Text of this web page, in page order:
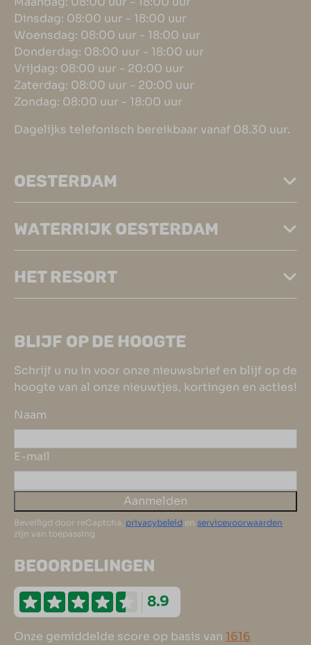
Dinsdag: 08:00 uur - 18:00 uur
Woensdag: 08:00 uur - 18:00 uur
Donderdag: 08:00 uur - 18:00 uur
Vrijdag: 08:00 uur - 20:00 uur
Zaterdag: 08:00 uur - 20:00 uur
Zondag: 08:00 uur - 18:00 uur
Dagelijks telefonisch bereikbaar vanaf 08.30 uur.
OESTERDAM
WATERRIJK OESTERDAM
HET RESORT
BLIJF OP DE HOOGTE
Schrijf u nu in voor onze nieuwsbrief en blijf op de
hoogte van al onze nieuwtjes, kortingen en acties!
Naam
E-mail
Aanmelden
Beveiligd door reCaptcha, privacybeleid en servicevoorwaarden
zijn van toepassing.
BEOORDELINGEN
8.9
Onze gemiddelde score op basis van 1616